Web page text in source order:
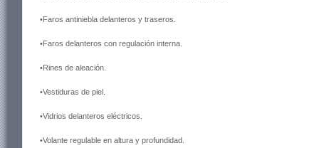
•Faros antiniebla delanteros y traseros.
•Faros delanteros con regulación interna.
•Rines de aleación.
•Vestiduras de piel.
•Vidrios delanteros eléctricos.
•Volante regulable en altura y profundidad.